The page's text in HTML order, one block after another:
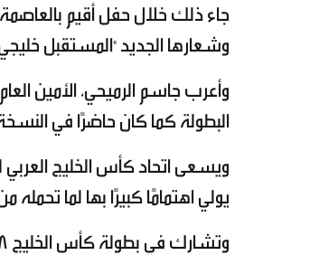
وشعارها الجديد "المستقبل
وأعرب جاسم الرميحي، الأمين
البطولة كما كان حاضرًا في النسخة
ويسعى اتحاد كأس الخليج
يولي اهتمامًا كبيرًا بها لما